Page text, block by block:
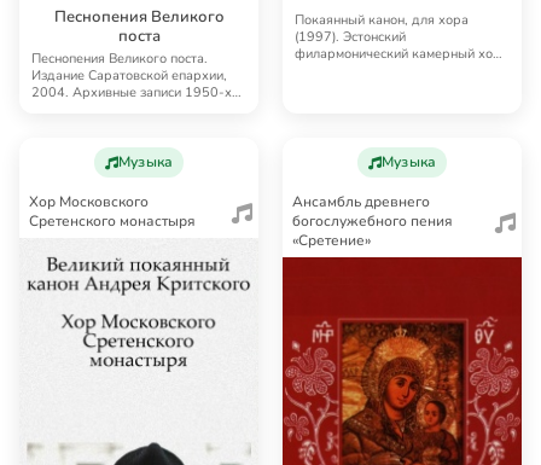
Песнопения Великого
поста
Песнопения Великого поста.
Издание Саратовской епархии,
2004. Архивные записи 1950-х
Покаянный канон, для хора
(1997). Эстонский
филармонический камерный хор.
Музыка
Хор Московского
Сретенского монастыря
Музыка
Ансамбль древнего
богослужебного пения
«Сретение»